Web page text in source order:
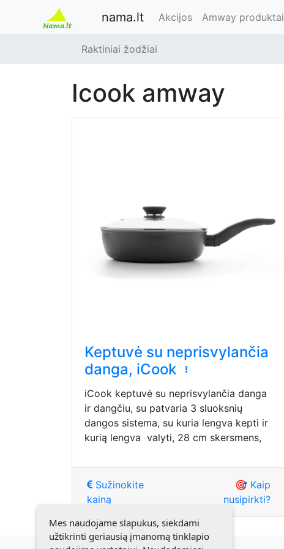
nama.lt Akcijos Amway produktai
Raktiniai žodžiai
icook amway
Keptuvė su neprisvylančia
danga, iCook
iCook keptuvė su neprisvylančia danga
ir dangčiu, su patvaria 3 sluoksnių
dangos sistema, su kuria lengva kepti ir
kurią lengva valyti, 28 cm skersmens,
Sužinokite
kainą
🎯 Kaip
nusipirkti?
Mes naudojame slapukus, siekdami
užtikrinti geriausią įmanomą tinklapio